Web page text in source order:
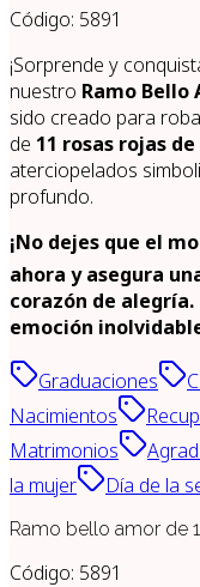
Código: 5891
¡Sorprende y
nuestro Ramo Bello
sido creado para
de 11 rosas rojas
aterciopelados
profundo.
¡No dejes que el
ahora y asegura
corazón de alegría.
emoción
Graduaciones
Nacimientos
Matrimonios
la mujer
Día de la
Ramo bello amor de
Código: 5891